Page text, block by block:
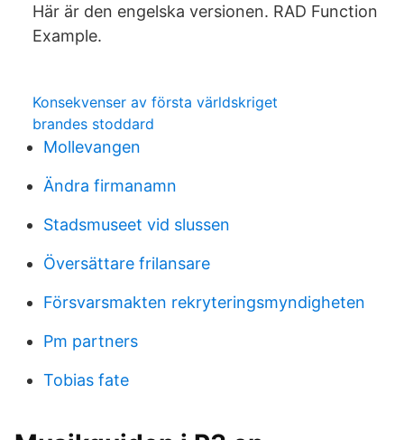
Här är den engelska versionen. RAD Function
Example.
Konsekvenser av första världskriget
brandes stoddard
Mollevangen
Ändra firmanamn
Stadsmuseet vid slussen
Översättare frilansare
Försvarsmakten rekryteringsmyndigheten
Pm partners
Tobias fate